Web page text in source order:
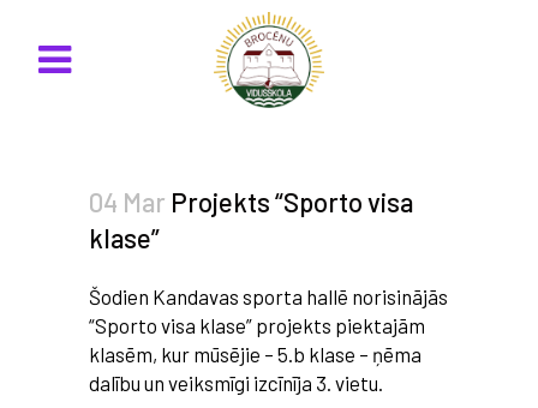
04 Mar Projekts “Sporto visa
klase”
Šodien Kandavas sporta hallē norisinājās
“Sporto visa klase” projekts piektajām
klasēm, kur mūsējie – 5.b klase – ņēma
dalību un veiksmīgi izcīnīja 3. vietu.